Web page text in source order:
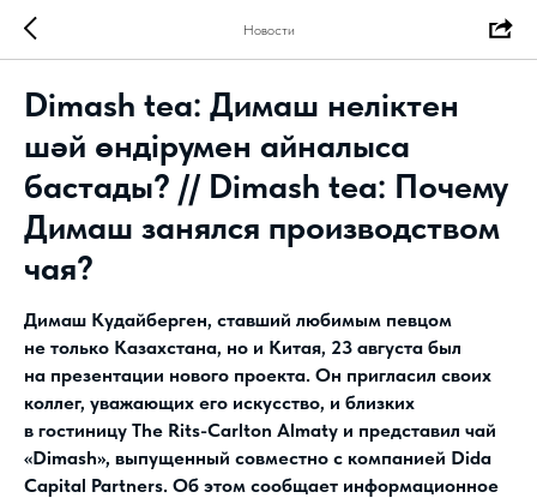
Новости
Dimash tea: Димаш неліктен
шәй өндірумен айналыса
бастады? // Dimash tea: Почему
Димаш занялся производством
чая?
Димаш Кудайберген, ставший любимым певцом
не только Казахстана, но и Китая, 23 августа был
на презентации нового проекта. Он пригласил своих
коллег, уважающих его искусство, и близких
в гостиницу The Rits-Carlton Almaty и представил чай
«Dimash», выпущенный совместно с компанией Dida
Capital Partners. Об этом сообщает информационное